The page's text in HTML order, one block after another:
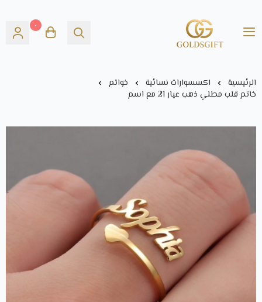
Gold's GIFT
٠
الرئيسية اكسسوارات نسائية
خواتم
خاتم قلب مطلي ذهب عيار 21 مع اسم